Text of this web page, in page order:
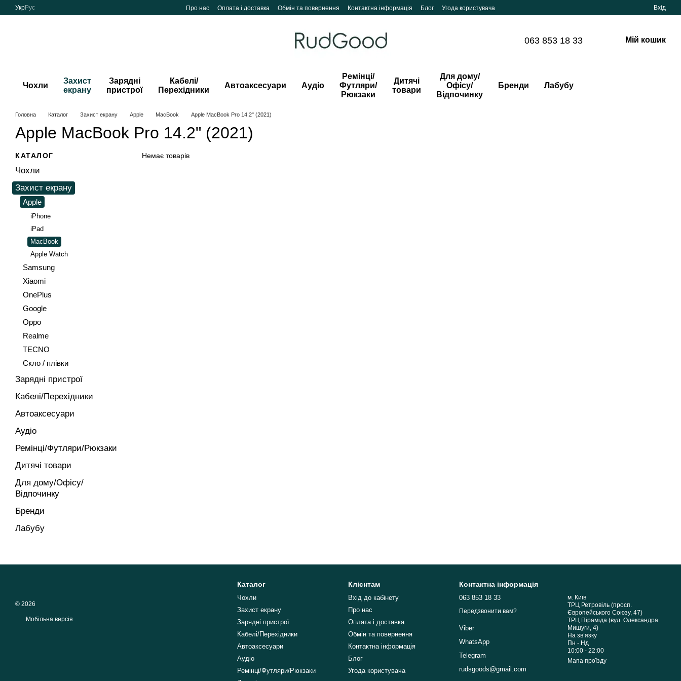
Перейти до основного контенту
УкрРус Про нас Оплата і доставка Обмін та повернення Контактна інформація Блог Угода користувача Вхід
063 853 18 33 Мій кошик
Чохли
Захист
екрану
Зарядні
пристрої
Кабелі/
Перехідники
Автоаксесуари Аудіо
Ремінці/
Футляри/
Рюкзаки
Дитячі
товари
Для дому/
Офісу/
Відпочинку
Бренди Лабубу
Головна Каталог Захист екрану Apple MacBook Apple MacBook Pro 14.2" (2021)
Apple MacBook Pro 14.2" (2021)
Немає товарів
КАТАЛОГ
Чохли
Захист екрану
Apple
iPhone
iPad
MacBook
Apple Watch
Samsung
Xiaomi
OnePlus
Google
Oppo
Realme
TECNO
Скло / плівки
Зарядні пристрої
Кабелі/Перехідники
Автоаксесуари
Аудіо
Ремінці/Футляри/Рюкзаки
Дитячі товари
Для дому/Офісу/
Відпочинку
Бренди
Лабубу
© 2026
Мобільна версія
Каталог
Чохли
Захист екрану
Зарядні пристрої
Кабелі/Перехідники
Автоаксесуари
Аудіо
Ремінці/Футляри/Рюкзаки
Клієнтам
Вхід до кабінету
Про нас
Оплата і доставка
Обмін та повернення
Контактна інформація
Блог
Угода користувача
Контактна інформація
063 853 18 33
Передзвонити вам?
Viber
WhatsApp
Telegram
rudsgoods@gmail.com
м. Київ
ТРЦ Ретровіль (просп.
Європейського Союзу, 47)
ТРЦ Піраміда (вул. Олександра
Мишуги, 4)
На звʼязку
Пн - Нд
10:00 - 22:00
Мапа проїзду